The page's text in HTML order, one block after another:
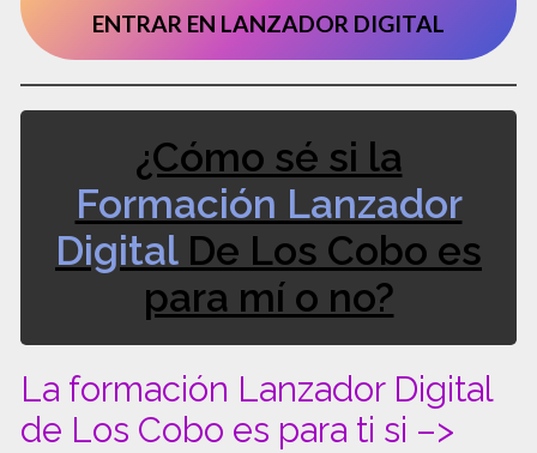
ENTRAR EN LANZADOR DIGITAL
¿Cómo sé si la
Formación Lanzador
Digital De Los Cobo es
para mí o no?
La formación Lanzador Digital
de Los Cobo es para ti si –>